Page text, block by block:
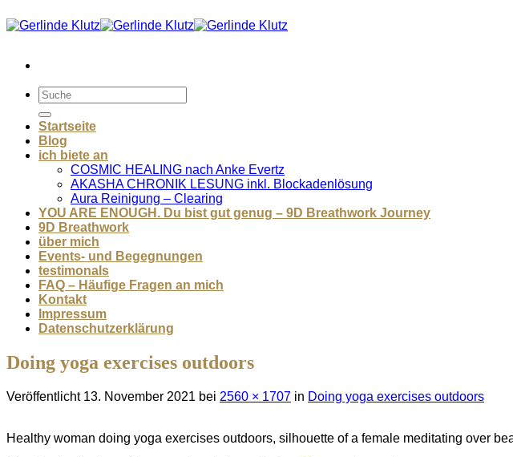
Inhalt
Startseite
Blog
ich biete an
COSMIC HEALING nach Anke Evertz
AKASHA CHRONIK LESUNG inkl. Blockadenlösung
Aura Reinigung – Clearing
YOU ARE ENOUGH. Du bist gut genug – 9D Breathwork Journey
9D Breathwork
über mich
Events- und Begegnungen
testimonals
FAQ – Häufige Fragen an mich
Kontakt
Impressum
Datenschutzerklärung
Doing yoga exercises outdoors
Veröffentlicht 13. November 2021 bei 2560 × 1707 in Doing yoga exercises outdoors
Healthy woman doing yoga exercises outdoors, silhouette of a female meditating over